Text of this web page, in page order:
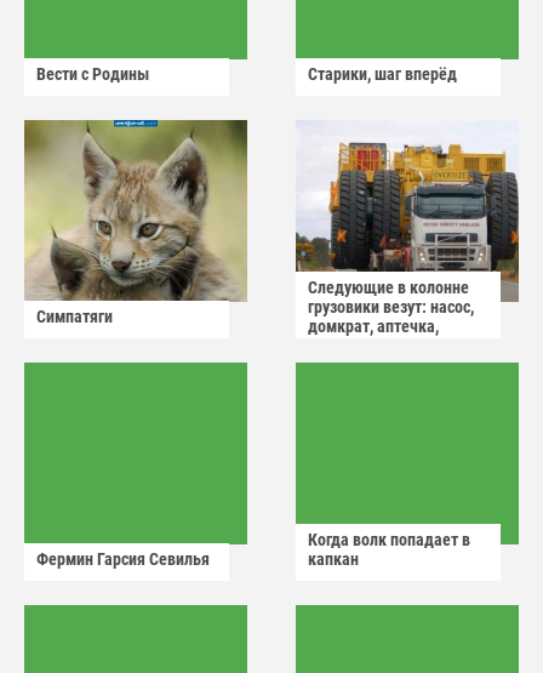
Вести с Родины Старики, шаг вперёд
Симпатяги
Следующие в колонне
грузовики везут: насос,
домкрат, аптечка,
Фермин Гарсия Севилья
Когда волк попадает в
капкан